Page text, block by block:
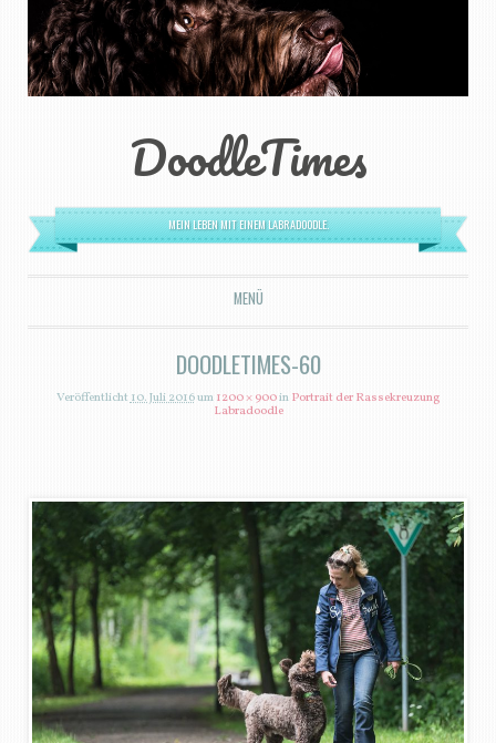
DoodleTimes
MEIN LEBEN MIT EINEM LABRADOODLE.
MENÜ
ZUM INHALT SPRINGEN
DOODLETIMES-60
Veröffentlicht10. Juli 2016um1200 × 900inPortrait der Rassekreuzung
Labradoodle